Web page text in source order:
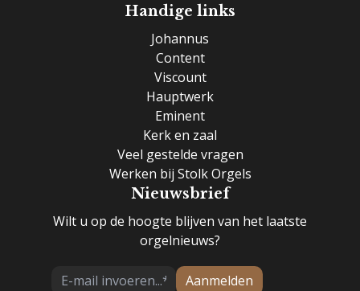
Handige links
Johannus
Content
Viscount
Hauptwerk
Eminent
Kerk en zaal
Veel gestelde vragen
Werken bij Stolk Orgels
Nieuwsbrief
Wilt u op de hoogte blijven van het laatste
orgelnieuws?
Aanmelden